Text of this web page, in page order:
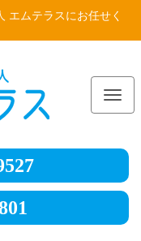
エムテラスにお任せく